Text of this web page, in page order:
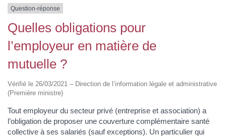
Question-réponse
Quelles obligations pour
l’employeur en matière de
mutuelle ?
Vérifié le 26/03/2021 – Direction de l’information légale et administrative
(Première ministre)
Tout employeur du secteur privé (entreprise et association) a
l’obligation de proposer une couverture complémentaire santé
collective à ses salariés (sauf exceptions). Un particulier qui